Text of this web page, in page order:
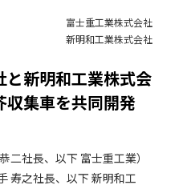
富士重工業株式会社
新明和工業株式会社
と新明和工業株式会
集車を共同開発
二社長、以下 富士重工業）
寿之社長、以下 新明和工